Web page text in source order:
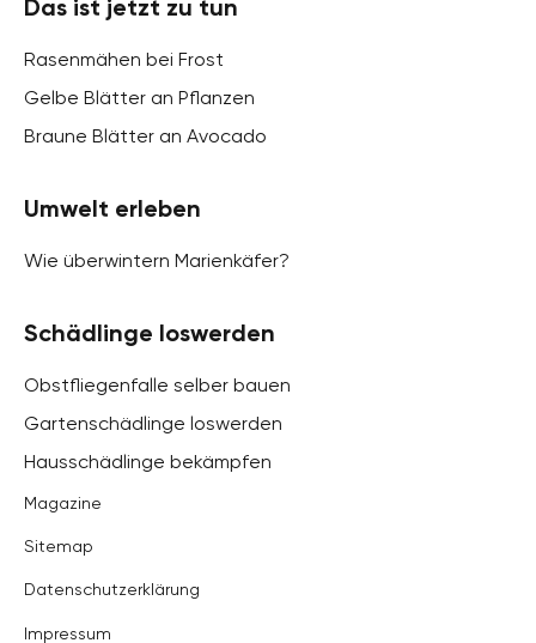
Das ist jetzt zu tun
Rasenmähen bei Frost
Gelbe Blätter an Pflanzen
Braune Blätter an Avocado
Umwelt erleben
Wie überwintern Marienkäfer?
Schädlinge loswerden
Obstfliegenfalle selber bauen
Gartenschädlinge loswerden
Hausschädlinge bekämpfen
Magazine
Sitemap
Datenschutzerklärung
Impressum